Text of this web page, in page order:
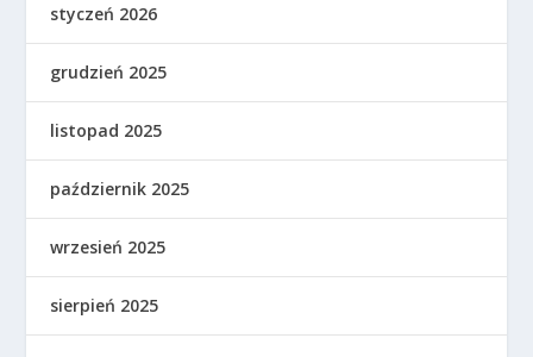
styczeń 2026
grudzień 2025
listopad 2025
październik 2025
wrzesień 2025
sierpień 2025